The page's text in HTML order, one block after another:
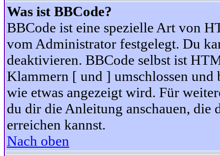
Was ist BBCode?
BBCode ist eine spezielle Art von
vom Administrator festgelegt. Du
deaktivieren. BBCode selbst ist
Klammern [ und ] umschlossen
wie etwas angezeigt wird. Für
du dir die Anleitung anschauen, die
erreichen kannst.
Nach oben